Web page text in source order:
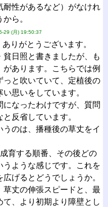
耐性があるなど）がなけれ
ら。
29 (月) 19:50:37
りがとうございます。
日照と書きましたが、も
あります。こちらでは例
と吹いていて、定植後の
思いをしています。
なったわけですが、質問
反省しています。
のは、播種後の草丈をイ
育する順番、その後どの
うような感じです。これを
げるとどうでしょうか。
丈の伸張スピードと、最
、より初期より障壁とし